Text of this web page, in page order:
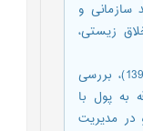
سازمانی و
زیستی،
گل پرور، محسن، نادی، محمد علی، (1394)، بررسی
به پول با
در مدیریت